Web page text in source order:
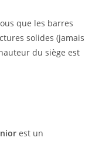
que les barres
solides (jamais
du siège est
est un